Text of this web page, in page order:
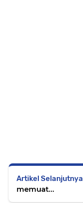
Artikel Selanjutnya
memuat...